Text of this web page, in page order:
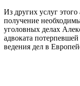
Из других услуг
получение
уголовных делах
адвоката
ведения дел в